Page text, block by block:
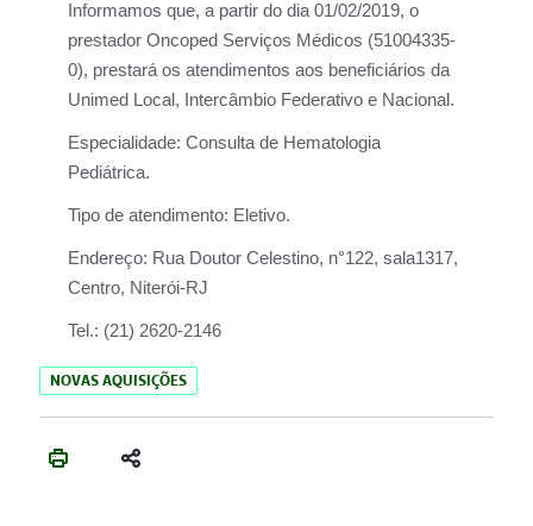
Informamos que, a partir do dia 01/02/2019, o
prestador Oncoped Serviços Médicos (51004335-
0), prestará os atendimentos aos beneficiários da
Unimed Local, Intercâmbio Federativo e Nacional.
Especialidade: Consulta de Hematologia
Pediátrica.
Tipo de atendimento: Eletivo.
Endereço: Rua Doutor Celestino, n°122, sala1317,
Centro, Niterói-RJ
Tel.: (21) 2620-2146
NOVAS AQUISIÇÕES